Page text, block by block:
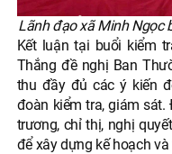
Lãnh đạo xã Minh Ngọc
Kết luận tại buổi kiểm
Thắng đề nghị Ban
thu đầy đủ các ý kiến
đoàn kiểm tra, giám
trương, chỉ thị, nghị
để xây dựng kế hoạch